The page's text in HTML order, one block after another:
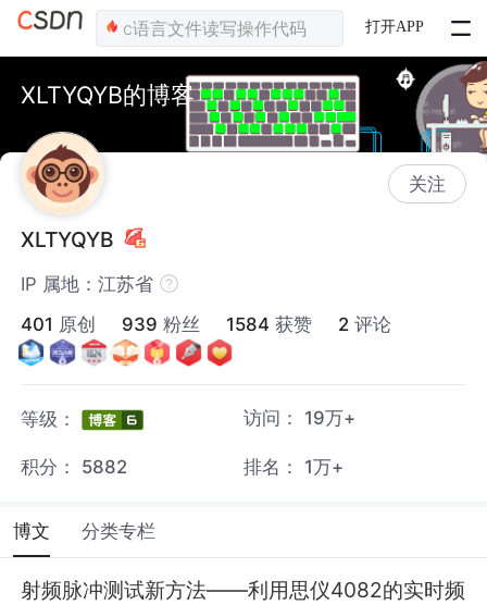
打开APP
XLTYQYB的博客
关注
XLTYQYB
IP 属地：江苏省
401 原创 939 粉丝 1584 获赞 2 评论
等级： 访问： 19万+
积分： 5882 排名： 1万+
博文 分类专栏
射频脉冲测试新方法——利用思仪4082的实时频